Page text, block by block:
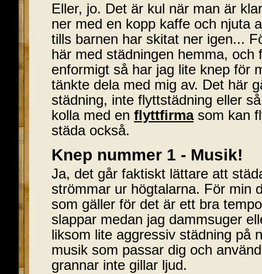
Eller, jo. Det är kul när man är
ner med en kopp kaffe och njuta
tills barnen har skitat ner igen...
här med städningen hemma, och
enformigt så har jag lite knep för
tänkte dela med mig av. Det här
städning, inte flyttstädning eller
kolla med en flyttfirmasom kan
städa också.
Knep nummer 1 - Musik!
Ja, det går faktiskt lättare att
strömmar ur högtalarna. För min
som gäller för det är ett bra
slappar medan jag dammsuger
liksom lite aggressiv städning på
musik som passar dig och
grannar inte gillar ljud.